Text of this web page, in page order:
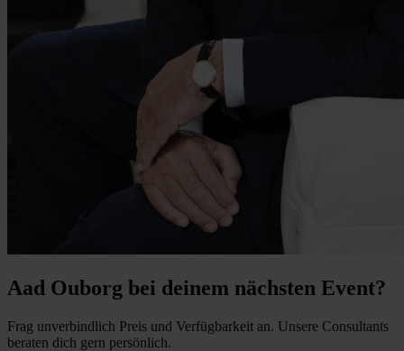
Aad Ouborg bei deinem nächsten Event?
Frag unverbindlich Preis und Verfügbarkeit an. Unsere Consultants
beraten dich gern persönlich.